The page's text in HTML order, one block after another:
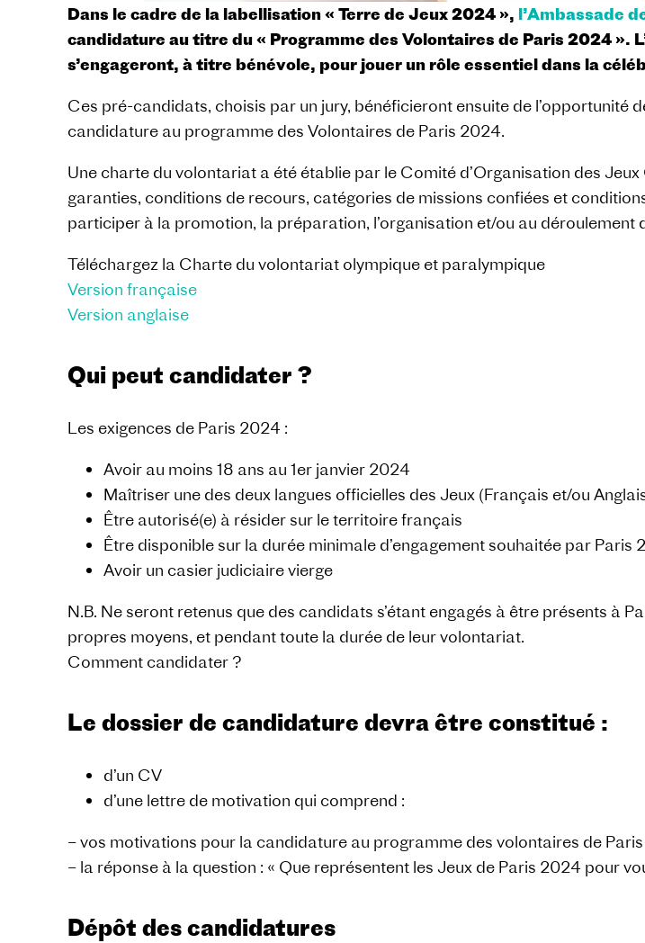
Dans le cadre de la labellisation « Terre de Jeux 2024 », l’Ambassade
candidature au titre du « Programme des Volontaires de Paris 2024 ».
s’engageront, à titre bénévole, pour jouer un rôle essentiel dans la
Ces pré-candidats, choisis par un jury, bénéficieront ensuite de
candidature au programme des Volontaires de Paris 2024.
Une charte du volontariat a été établie par le Comité d’Organisation des
garanties, conditions de recours, catégories de missions confiées et
participer à la promotion, la préparation, l’organisation et/ou au déroulement
Téléchargez la Charte du volontariat olympique et paralympique
Version française
Version anglaise
Qui peut candidater ?
Les exigences de Paris 2024 :
Avoir au moins 18 ans au 1er janvier 2024
Maîtriser une des deux langues officielles des Jeux (Français et/ou
Être autorisé(e) à résider sur le territoire français
Être disponible sur la durée minimale d’engagement souhaitée par Paris
Avoir un casier judiciaire vierge
N.B. Ne seront retenus que des candidats s’étant engagés à être présents à
propres moyens, et pendant toute la durée de leur volontariat.
Comment candidater ?
Le dossier de candidature devra être constitué :
d’un CV
d’une lettre de motivation qui comprend :
– vos motivations pour la candidature au programme des volontaires de
– la réponse à la question : « Que représentent les Jeux de Paris 2024 pour
Dépôt des candidatures